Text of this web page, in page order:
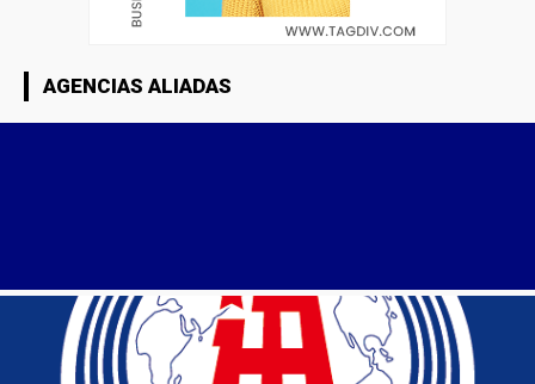
AGENCIAS ALIADAS